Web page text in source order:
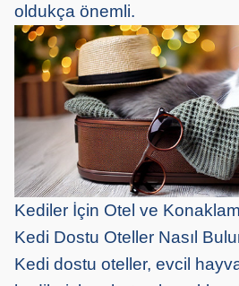
oldukça önemli.
Kediler İçin Otel ve
Kedi Dostu Oteller Nasıl
Kedi dostu oteller, evcil